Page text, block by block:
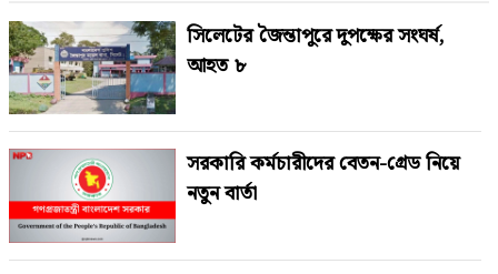
সিলেটের জৈন্তাপুরে দুপক্ষের সংঘর্ষ,
আহত ৮
সরকারি কর্মচারীদের বেতন-গ্রেড নিয়ে
নতুন বার্তা